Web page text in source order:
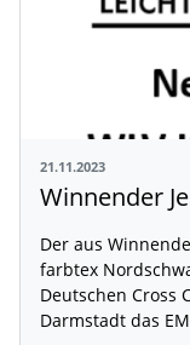
21.11.2023
Der aus
farbtex
Deutschen Cross
Darmstadt das